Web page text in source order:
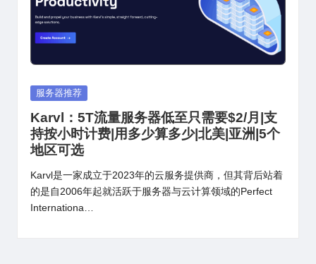
Posted
服务器推荐
Karvl：5T流量服务器低至只需要$2/月|支
持按小时计费|用多少算多少|北美|亚洲|5个
地区可选
Karvl是一家成立于2023年的云服务提供商，但其背后站着
的是自2006年起就活跃于服务器与云计算领域的Perfect
Internationa…